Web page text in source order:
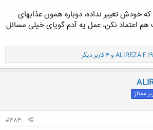
خودش تغییر نداده، دوباره همون عذابهای
اعتماد نکن، عمل یه آدم گویای خیلی مسائل
و 4 کاربر دیگر
ممتاز
#384